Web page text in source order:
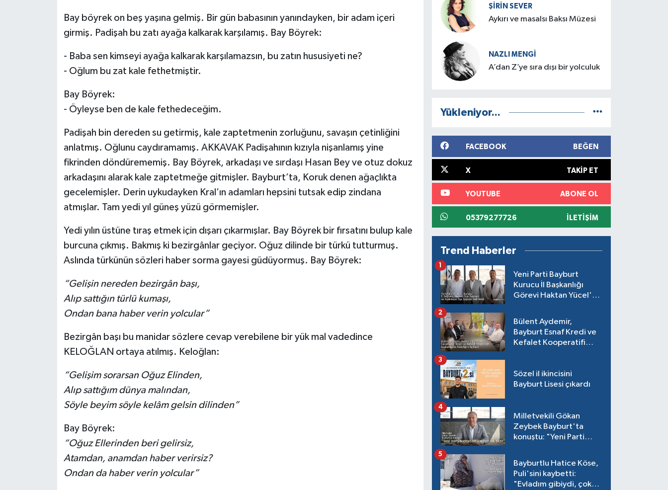
Bay böyrek on beş yaşına gelmiş. Bir gün babasının yanındayken, bir adam içeri
girmiş. Padişah bu zatı ayağa kalkarak karşılamış. Bay Böyrek:
- Baba sen kimseyi ayağa kalkarak karşılamazsın, bu zatın hususiyeti ne?
- Oğlum bu zat kale fethetmiştir.
Bay Böyrek:
- Öyleyse ben de kale fethedeceğim.
Padişah bin dereden su getirmiş, kale zaptetmenin zorluğunu, savaşın çetinliğini
anlatmış. Oğlunu caydıramamış. AKKAVAK Padişahının kızıyla nişanlamış yine
fikrinden döndürememiş. Bay Böyrek, arkadaşı ve sırdaşı Hasan Bey ve otuz dokuz
arkadaşını alarak kale zaptetmeğe gitmişler. Bayburt’ta, Koruk denen ağaçlıkta
gecelemişler. Derin uykudayken Kral’ın adamları hepsini tutsak edip zindana
atmışlar. Tam yedi yıl güneş yüzü görmemişler.
Yedi yılın üstüne tıraş etmek için dışarı çıkarmışlar. Bay Böyrek bir fırsatını bulup kale
burcuna çıkmış. Bakmış ki bezirgânlar geçiyor. Oğuz dilinde bir türkü tutturmuş.
Aslında türkünün sözleri haber sorma gayesi güdüyormuş. Bay Böyrek:
“Gelişin nereden bezirgân başı,
Alıp sattığın türlü kumaşı,
Ondan bana haber verin yolcular”
Bezirgân başı bu manidar sözlere cevap verebilene bir yük mal vadedince
KELOĞLAN ortaya atılmış. Keloğlan:
“Gelişim sorarsan Oğuz Elinden,
Alıp sattığım dünya malından,
Söyle beyim söyle kelâm gelsin dilinden”
Bay Böyrek:
“Oğuz Ellerinden beri gelirsiz,
Atamdan, anamdan haber verirsiz?
Ondan da haber verin yolcular”
ŞIRIN SEVER
Aykırı ve masalsı Baksı Müzesi
NAZLI MENGI
A’dan Z’ye sıra dışı bir yolculuk
Yükleniyor...
FACEBOOK BEĞEN
X TAKIP ET
YOUTUBE ABONE OL
05379277726 İLETIŞIM
Trend Haberler
Yeni Parti Bayburt
Kurucu İl Başkanlığı
Görevi Haktan Yücel'e
1
Bülent Aydemir,
Bayburt Esnaf Kredi ve
Kefalet Kooperatifi
2
Sözel il ikincisini
Bayburt Lisesi çıkardı
3
Milletvekili Gökan
Zeybek Bayburt'ta
konuştu: "Yeni Parti
4
Bayburtlu Hatice Köse,
Puli'sini kaybetti:
"Evladım gibiydi, çok
5